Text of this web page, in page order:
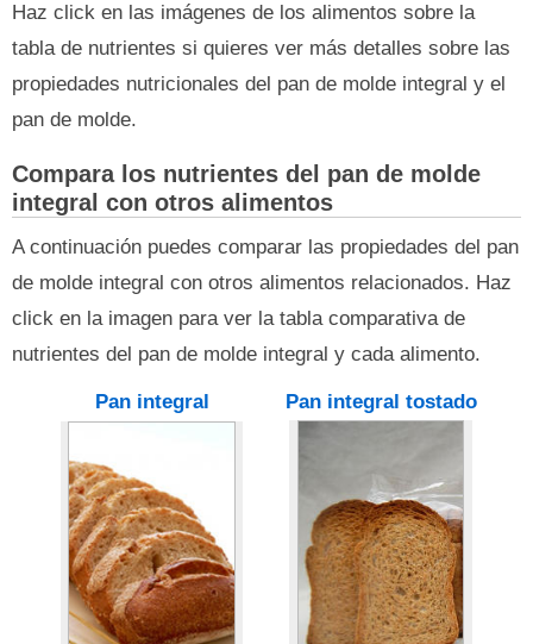
Haz click en las imágenes de los alimentos sobre la
tabla de nutrientes si quieres ver más detalles sobre las
propiedades nutricionales del pan de molde integral y el
pan de molde.
Compara los nutrientes del pan de molde
integral con otros alimentos
A continuación puedes comparar las propiedades del pan
de molde integral con otros alimentos relacionados. Haz
click en la imagen para ver la tabla comparativa de
nutrientes del pan de molde integral y cada alimento.
Pan integral Pan integral tostado